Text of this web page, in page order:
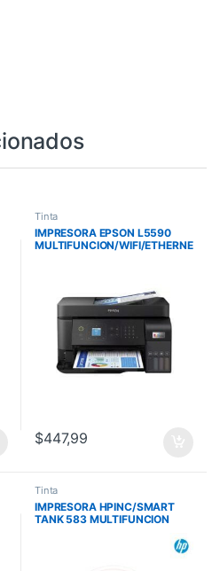
Tinta
IMPRESORA EPSON L5590
MULTIFUNCION/WIFI/ETHERNE
$447,99
Tinta
IMPRESORA HPINC/SMART
TANK 583 MULTIFUNCION